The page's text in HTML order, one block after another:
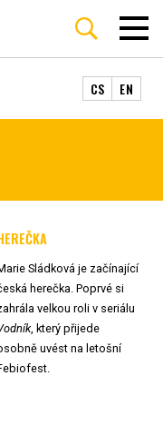
CS EN
Sládková je začínající
herečka. Poprvé si
velkou roli v seriálu
, který přijede
uvést na letošní